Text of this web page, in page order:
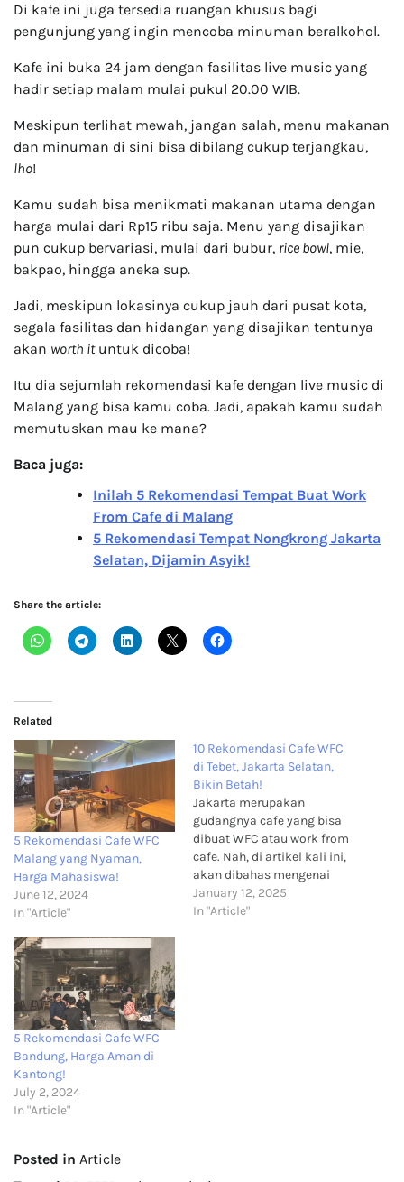
Di kafe ini juga tersedia ruangan khusus bagi
pengunjung yang ingin mencoba minuman beralkohol.
Kafe ini buka 24 jam dengan fasilitas live music yang
hadir setiap malam mulai pukul 20.00 WIB.
Meskipun terlihat mewah, jangan salah, menu makanan
dan minuman di sini bisa dibilang cukup terjangkau,
lho!
Kamu sudah bisa menikmati makanan utama dengan
harga mulai dari Rp15 ribu saja. Menu yang disajikan
pun cukup bervariasi, mulai dari bubur, rice bowl, mie,
bakpao, hingga aneka sup.
Jadi, meskipun lokasinya cukup jauh dari pusat kota,
segala fasilitas dan hidangan yang disajikan tentunya
akan worth ituntuk dicoba!
Itu dia sejumlah rekomendasi kafe dengan live music di
Malang yang bisa kamu coba. Jadi, apakah kamu sudah
memutuskan mau ke mana?
Baca juga:
Inilah 5 Rekomendasi Tempat Buat Work
From Cafe di Malang
5 Rekomendasi Tempat Nongkrong Jakarta
Selatan, Dijamin Asyik!
Share the article:
Related
5 Rekomendasi Cafe WFC
Malang yang Nyaman,
Harga Mahasiswa!
June 12, 2024
In "Article"
10 Rekomendasi Cafe WFC
di Tebet, Jakarta Selatan,
Bikin Betah!
Jakarta merupakan
gudangnya cafe yang bisa
dibuat WFC atau work from
cafe. Nah, di artikel kali ini,
akan dibahas mengenai
rekomendasi cafe WFC yang
ada di Tebet, Jakarta
January 12, 2025
In "Article"
5 Rekomendasi Cafe WFC
Bandung, Harga Aman di
Kantong!
July 2, 2024
In "Article"
Posted in Article